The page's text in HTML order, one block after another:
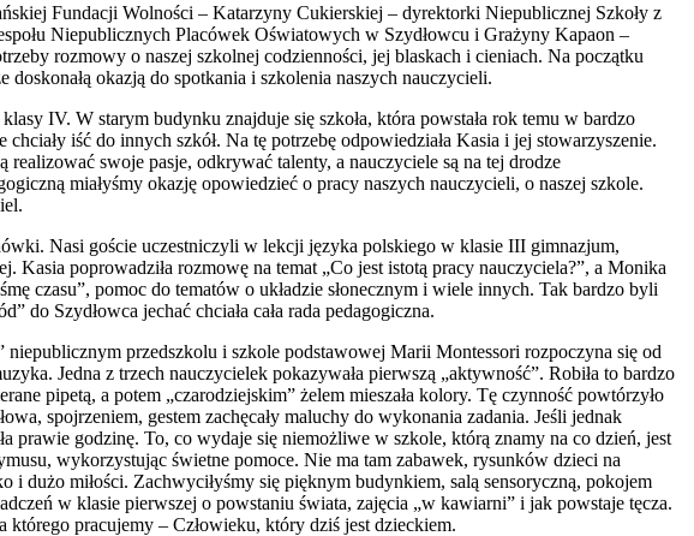
Fundacji Wolności – Katarzyny Cukierskiej – dyrektorki Niepublicznej Szkoły z
Niepublicznych Placówek Oświatowych w Szydłowcu i Grażyny Kapaon –
rozmowy o naszej szkolnej codzienności, jej blaskach i cieniach. Na początku
okazją do spotkania i szkolenia naszych nauczycieli.
IV. W starym budynku znajduje się szkoła, która powstała rok temu w bardzo
iść do innych szkół. Na tę potrzebę odpowiedziała Kasia i jej stowarzyszenie.
realizować swoje pasje, odkrywać talenty, a nauczyciele są na tej drodze
miałyśmy okazję opowiedzieć o pracy naszych nauczycieli, o naszej szkole.
Nasi goście uczestniczyli w lekcji języka polskiego w klasie III gimnazjum,
poprowadziła rozmowę na temat „Co jest istotą pracy nauczyciela?”, a Monika
czasu”, pomoc do tematów o układzie słonecznym i wiele innych. Tak bardzo byli
Szydłowca jechać chciała cała rada pedagogiczna.
przedszkolu i szkole podstawowej Marii Montessori rozpoczyna się od
Jedna z trzech nauczycielek pokazywała pierwszą „aktywność”. Robiła to bardzo
pipetą, a potem „czarodziejskim” żelem mieszała kolory. Tę czynność powtórzyło
spojrzeniem, gestem zachęcały maluchy do wykonania zadania. Jeśli jednak
prawie godzinę. To, co wydaje się niemożliwe w szkole, którą znamy na co dzień, jest
wykorzystując świetne pomoce. Nie ma tam zabawek, rysunków dzieci na
i dużo miłości. Zachwyciłyśmy się pięknym budynkiem, salą sensoryczną, pokojem
w klasie pierwszej o powstaniu świata, zajęcia „w kawiarni” i jak powstaje tęcza.
którego pracujemy – Człowieku, który dziś jest dzieckiem.